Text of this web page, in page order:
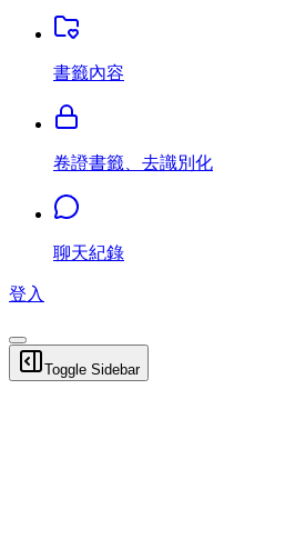
書籤內容
卷證書籤、去識別化
聊天紀錄
登入
Toggle Sidebar